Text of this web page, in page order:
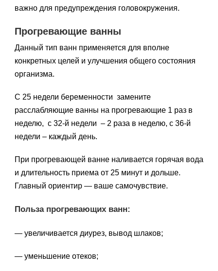
важно для предупреждения головокружения.
Прогревающие ванны
Данный тип ванн применяется для вполне
конкретных целей и улучшения общего состояния
организма.
С 25 недели беременности замените
расслабляющие ванны на прогревающие 1 раз в
неделю, с 32-й недели – 2 раза в неделю, с 36-й
недели – каждый день.
При прогревающей ванне наливается горячая вода
и длительность приема от 25 минут и дольше.
Главный ориентир — ваше самочувствие.
Польза прогревающих ванн:
— увеличивается диурез, вывод шлаков;
— уменьшение отеков;